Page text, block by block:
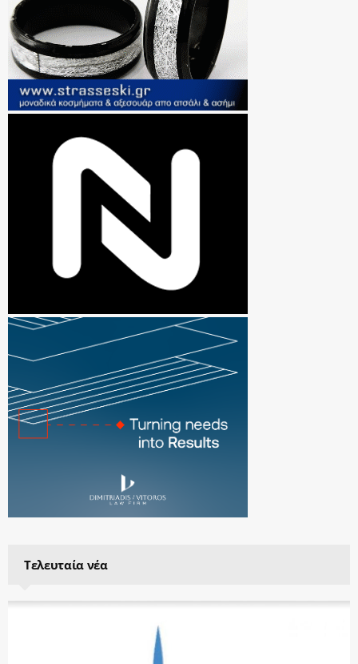
Τελευταία νέα